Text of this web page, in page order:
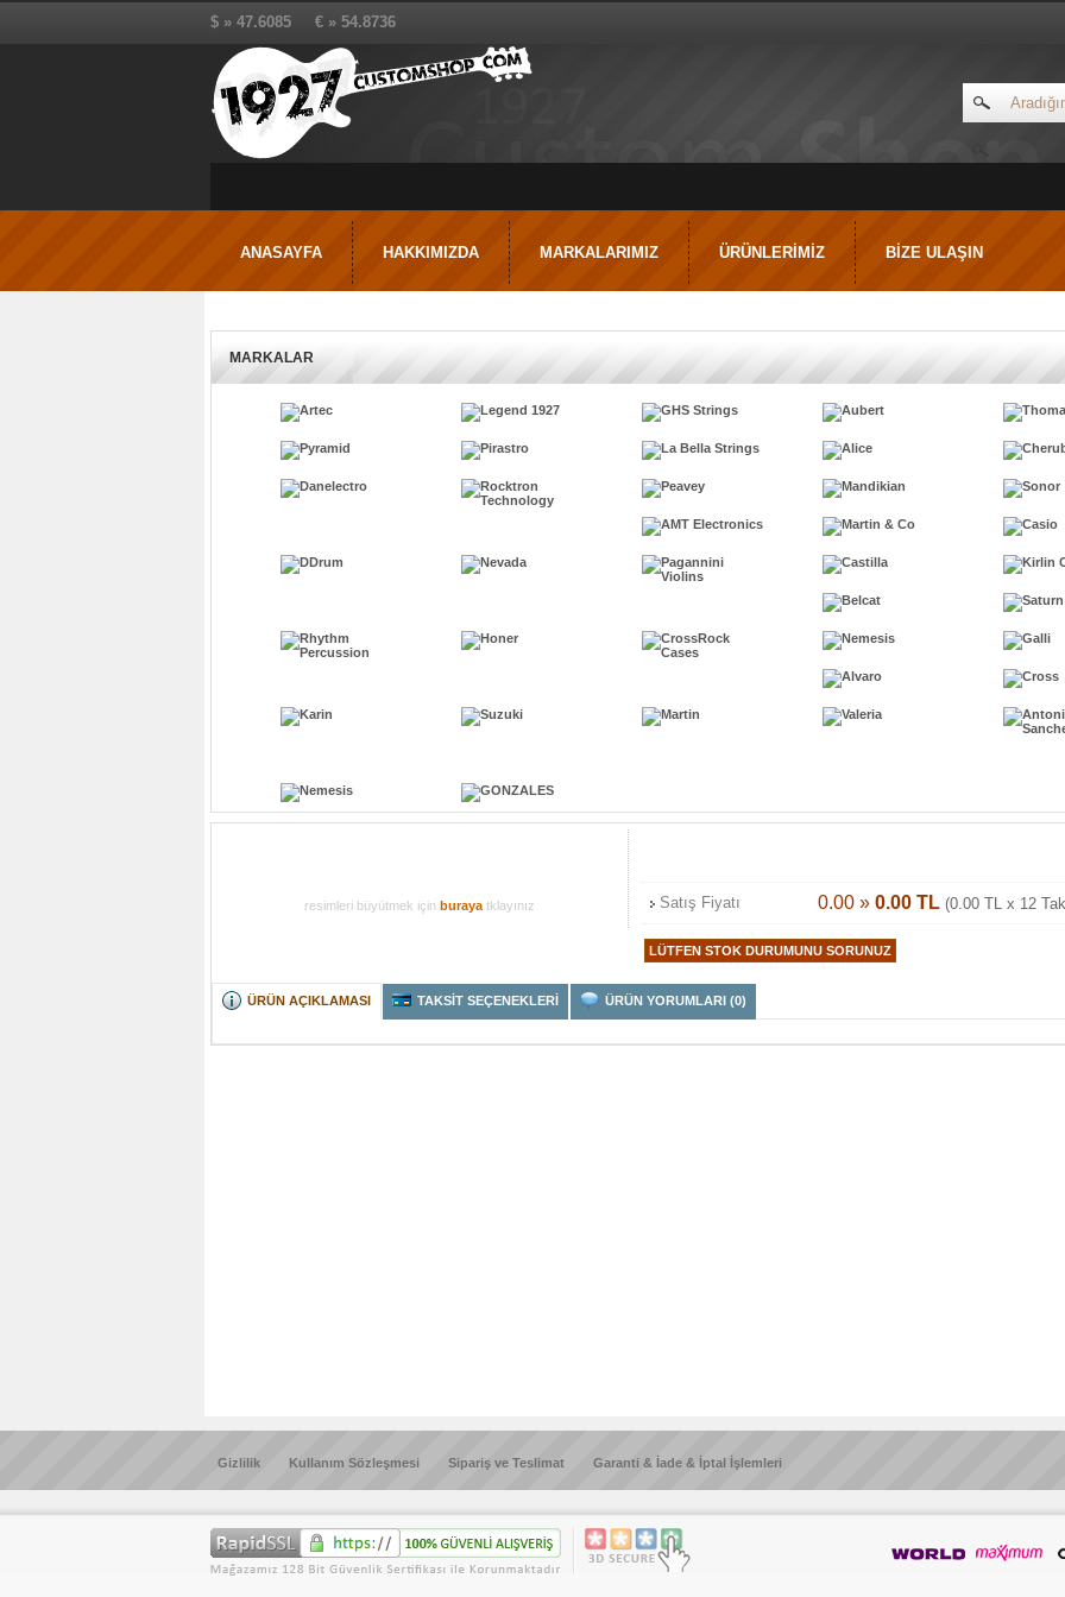
$ » 47.6085 € » 54.8736
ANASAYFA HAKKIMIZDA MARKALARIMIZ ÜRÜNLERİMİZ BİZE ULAŞIN
MARKALAR
resimleri büyütmek için buraya tklayınız Satış Fiyatı 0.00 » 0.00 TL (0.00 TL x 12
ÜRÜN AÇIKLAMASI TAKSİT SEÇENEKLERİ ÜRÜN YORUMLARI (0)
Gizlilik Kullanım Sözleşmesi Sipariş ve Teslimat Garanti & İade & İptal İşlemleri